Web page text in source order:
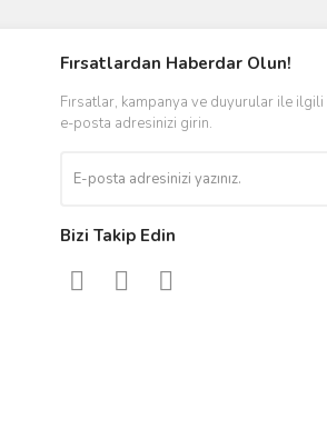
Fırsatlardan Haberdar Olun!
Fırsatlar, kampanya ve duyurular ile
e-posta adresinizi girin.
Bizi Takip Edin